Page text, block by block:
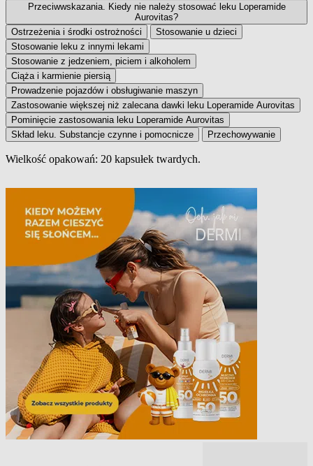
Przeciwwskazania. Kiedy nie należy stosować leku Loperamide
Aurovitas?
Ostrzeżenia i środki ostrożności
Stosowanie u dzieci
Stosowanie leku z innymi lekami
Stosowanie z jedzeniem, piciem i alkoholem
Ciąża i karmienie piersią
Prowadzenie pojazdów i obsługiwanie maszyn
Zastosowanie większej niż zalecana dawki leku Loperamide Aurovitas
Pominięcie zastosowania leku Loperamide Aurovitas
Skład leku. Substancje czynne i pomocnicze
Przechowywanie
Wielkość opakowań: 20 kapsułek twardych.